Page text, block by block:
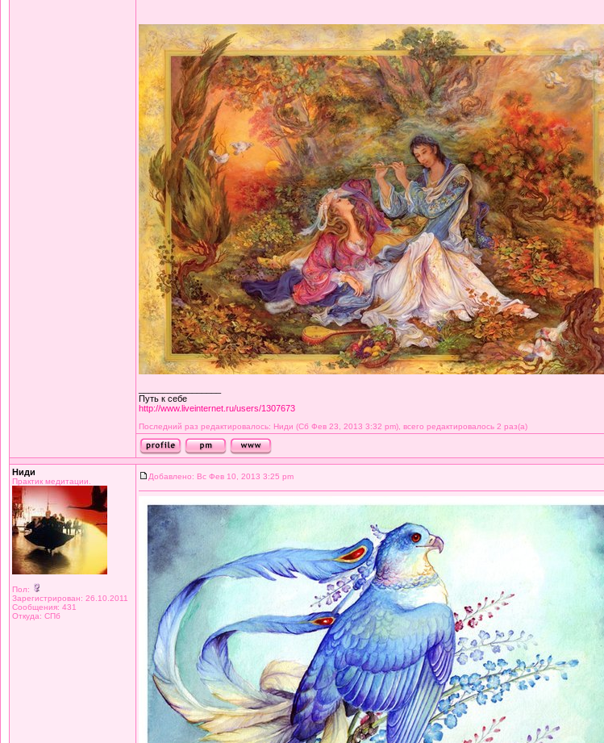
Путь к себе
http://www.liveinternet.ru/users/1307673
Последний раз редактировалось: Ниди (Сб Фев 23, 2013 3:32 pm), всего редактировалось 2 раз(а)
Ниди
Практик медитации.
Пол:
Зарегистрирован: 26.10.2011
Сообщения: 431
Откуда: СПб
Добавлено: Вс Фев 10, 2013 3:25 pm